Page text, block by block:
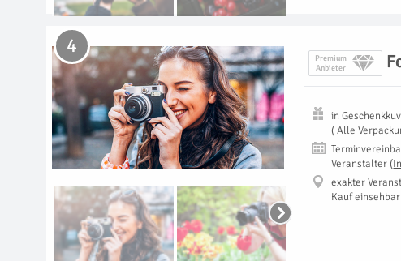
Premium
Anbieter
4
in
( Alle
Veranstalter (
exakter
Kauf einsehbar